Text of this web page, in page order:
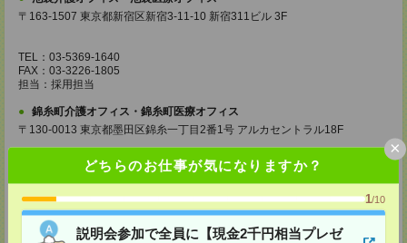
どちらのお仕事が気になりますか？
1/10
説明会参加で全員に【現金2千円相当プレゼ
×
〒163-1507 東京都新宿区新宿3-11-10 新宿311ビル 3F
TEL：03-5369-1640
FAX：03-3226-1805
担当：採用担当
錦糸町介護オフィス・錦糸町医療オフィス
〒130-0013 東京都墨田区錦糸一丁目2番1号 アルカセントラル18F
TEL：03-5637-1151
FAX：03-5637-1388
担当：採用担当
西東京医療オフィス
〒180-0004 東京都武蔵野市吉祥寺本町1丁目14番5号 吉祥寺本町ビル5F